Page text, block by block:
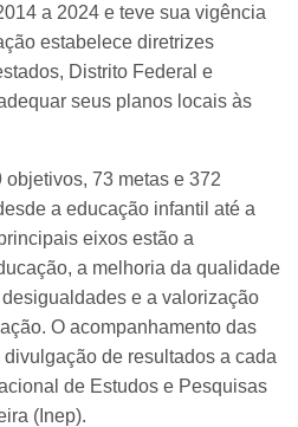
a 2024 e teve sua vigência
estabelece diretrizes
Distrito Federal e
seus planos locais às
73 metas e 372
a educação infantil até a
eixos estão a
a melhoria da qualidade
e a valorização
O acompanhamento das
de resultados a cada
de Estudos e Pesquisas
(Inep).